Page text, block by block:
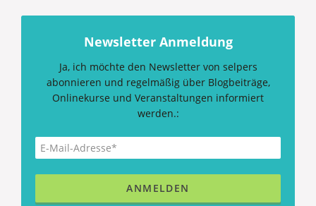
Newsletter Anmeldung
Ja, ich möchte den Newsletter von selpers
abonnieren und regelmäßig über Blogbeiträge,
Onlinekurse und Veranstaltungen informiert
werden.: